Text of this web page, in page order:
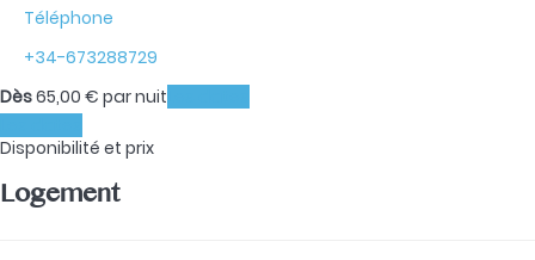
Téléphone
+34-673288729
Dès65,00 € par nuit
Disponibilité et prix
Logement